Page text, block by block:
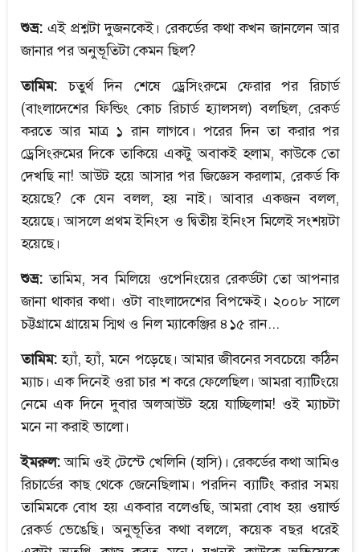
শুভ্র: এই প্রশ্নটা দুজনকেই। রেকর্ডের কথা কখন জানলেন আর
জানার পর অনুভূতিটা কেমন ছিল?
তামিম: চতুর্থ দিন শেষে ড্রেসিংরুমে ফেরার পর রিচার্ড
(বাংলাদেশের ফিল্ডিং কোচ রিচার্ড হ্যালসল) বলছিল, রেকর্ড
করতে আর মাত্র ১ রান লাগবে। পরের দিন তা করার পর
ড্রেসিংরুমের দিকে তাকিয়ে একটু অবাকই হলাম, কাউকে তো
দেখছি না! আউট হয়ে আসার পর জিজ্ঞেস করলাম, রেকর্ড কি
হয়েছে? কে যেন বলল, হয় নাই। আবার একজন বলল,
হয়েছে। আসলে প্রথম ইনিংস ও দ্বিতীয় ইনিংস মিলেই সংশয়টা
হয়েছে।
শুভ্র: তামিম, সব মিলিয়ে ওপেনিংয়ের রেকর্ডটা তো আপনার
জানা থাকার কথা। ওটা বাংলাদেশের বিপক্ষেই। ২০০৮ সালে
চট্টগ্রামে গ্রায়েম স্মিথ ও নিল ম্যাকেঞ্জির ৪১৫ রান...
তামিম: হ্যাঁ, হ্যাঁ, মনে পড়েছে। আমার জীবনের সবচেয়ে কঠিন
ম্যাচ। এক দিনেই ওরা চার শ করে ফেলেছিল। আমরা ব্যাটিংয়ে
নেমে এক দিনে দুবার অলআউট হয়ে যাচ্ছিলাম! ওই ম্যাচটা
মনে না করাই ভালো।
ইমরুল:আমি ওই টেস্টে খেলিনি (হাসি)। রেকর্ডের কথা আমিও
রিচার্ডের কাছ থেকে জেনেছিলাম। পরদিন ব্যাটিং করার সময়
তামিমকে বোধ হয় একবার বলেওছি, আমরা বোধ হয় ওয়ার্ল্ড
রেকর্ড ভেঙেছি। অনুভূতির কথা বললে, কয়েক বছর ধরেই